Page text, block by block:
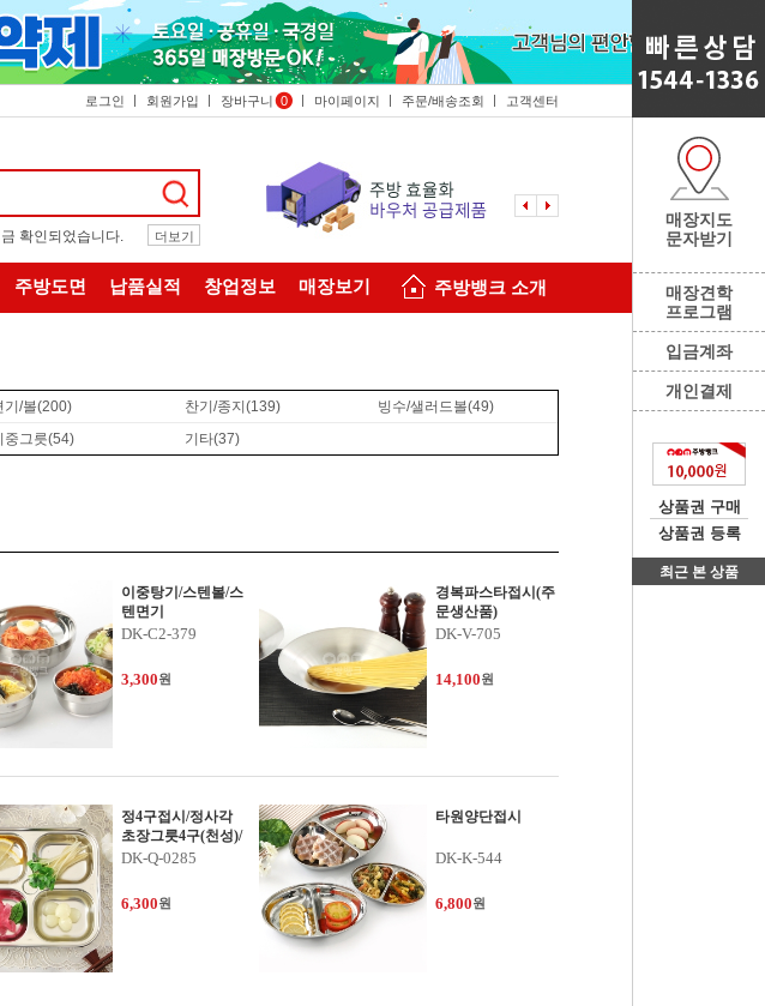
로그인 회원가입 장바구니 0 마이페이지 주문/배송조회 고객센터
확인되었습니다. 더보기
주방도면 납품실적 창업정보 매장보기 주방뱅크 소개
기/볼(200) 찬기/종지 (139) 빙수/샐러드볼(49)
중그릇(54) 기타(37)
이중탕기/스텐볼/스
텐면기
DK-C2-379
3,300원
경복파스타접시(주
문생산품)
DK-V-705
14,100원
정4구접시/정사각
초장그릇4구(천성)/
네..
DK-Q-0285
6,300원
타원양단접시
DK-K-544
6,800원
매장지도
문자받기
매장견학
프로그램
입금계좌
개인결제
상품권 구매
상품권 등록
최근 본 상품